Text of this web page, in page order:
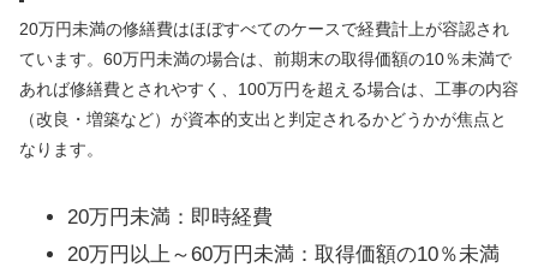
20万円未満の修繕費はほぼすべてのケースで経費計上が容認され
ています。60万円未満の場合は、前期末の取得価額の10％未満で
あれば修繕費とされやすく、100万円を超える場合は、工事の内容
（改良・増築など）が資本的支出と判定されるかどうかが焦点と
なります。
20万円未満：即時経費
20万円以上～60万円未満：取得価額の10％未満